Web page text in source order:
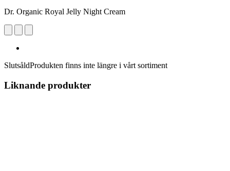
Dr. Organic Royal Jelly Night Cream
SlutsåldProdukten finns inte längre i vårt sortiment
Liknande produkter